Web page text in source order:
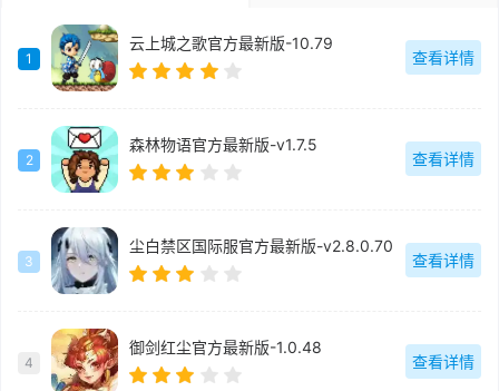
1
云上城之歌官方最新版-10.79
查看详情
2
森林物语官方最新版-v1.7.5
查看详情
3
尘白禁区国际服官方最新版-v2.8.0.70
查看详情
4
御剑红尘官方最新版-1.0.48
查看详情